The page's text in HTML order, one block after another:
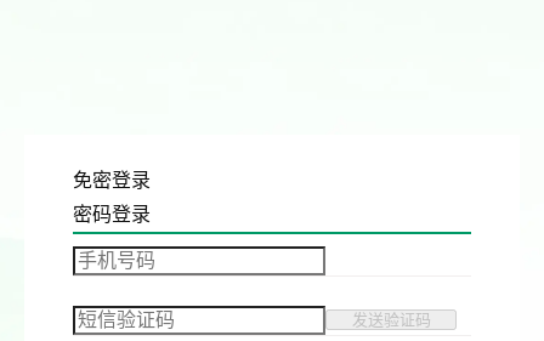
免密登录
密码登录
发送验证码